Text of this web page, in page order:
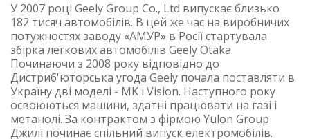
У 2007 році Geely Group Co., Ltd випускає близько
182 тисяч автомобілів. В цей же час на виробничих
потужностях заводу «АМУР» в Росії стартувала
збірка легкових автомобілів Geely Otaka.
Починаючи з 2008 року відповідно до
Дистриб'юторська угода Geely почала поставляти в
Україну дві моделі - MK і Vision. Наступного року
освоюються машини, здатні працювати на газі і
метанолі. За контрактом з фірмою Yulon Group
Джилі починає спільний випуск електромобілів.